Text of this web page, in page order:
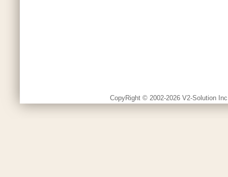
CopyRight © 2002-2026 V2-Solution